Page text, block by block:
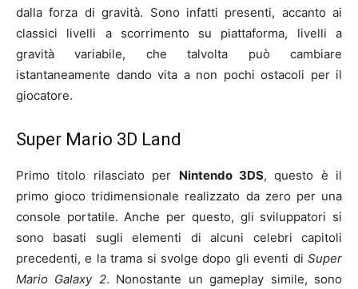
dalla forza di gravità. Sono infatti presenti, accanto ai
classici livelli a scorrimento su piattaforma, livelli a
gravità variabile, che talvolta può cambiare
istantaneamente dando vita a non pochi ostacoli per il
giocatore.
Super Mario 3D Land
Primo titolo rilasciato per Nintendo 3DS, questo è il
primo gioco tridimensionale realizzato da zero per una
console portatile. Anche per questo, gli sviluppatori si
sono basati sugli elementi di alcuni celebri capitoli
precedenti, e la trama si svolge dopo gli eventi di Super
Mario Galaxy 2. Nonostante un gameplay simile, sono